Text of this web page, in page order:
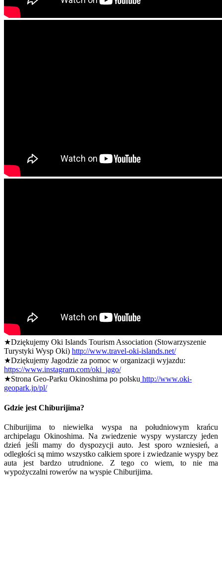
★Dziękujemy Oki Islands Tourism Association (Stowarzyszenie
Turystyki Wysp Oki) http://www.travel-oki-islands.net/
★Dziękujemy Jagodzie za pomoc w organizacji wyjazdu:
https://www.instagram.com/oki_jago/
★Strona Geo-Parku Okinoshima po polsku http://www.oki-
geopark.jp/pl/
Gdzie jest Chiburijima?
Chiburijima to niewielka wyspa na południowym krańcu
archipelagu Okinoshima. Na zwiedzenie wyspy wystarczy jeden
dzień jeśli mamy do dyspozycji auto. Jest sporo wzniesień, a
odległości są mimo wszystko całkiem spore i zwiedzanie wyspy bez
auta jest bardzo utrudnione. Z tego co wiem, to nie ma
wypożyczalni rowerów na wyspie Chiburijima.